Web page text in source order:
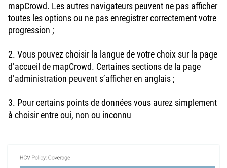
mapCrowd. Les autres navigateurs peuvent ne pas afficher
toutes les options ou ne pas enregistrer correctement votre
progression ;
2. Vous pouvez choisir la langue de votre choix sur la page
d’accueil de mapCrowd. Certaines sections de la page
d’administration peuvent s’afficher en anglais ;
3. Pour certains points de données vous aurez simplement
à choisir entre oui, non ou inconnu